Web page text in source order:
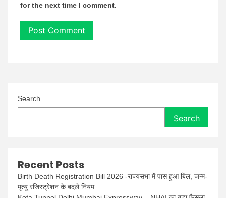
for the next time I comment.
Search
Search
Recent Posts
Birth Death Registration Bill 2026 -राज्यसभा में पास हुआ बिल, जन्म-
मृत्यु रजिस्ट्रेशन के बदले नियम